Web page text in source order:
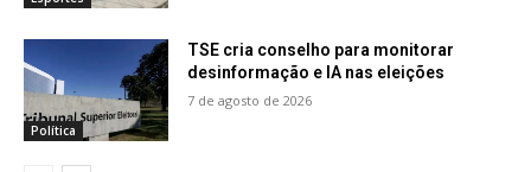
Política
TSE cria conselho para monitorar
desinformação e IA nas eleições
7 de agosto de 2026